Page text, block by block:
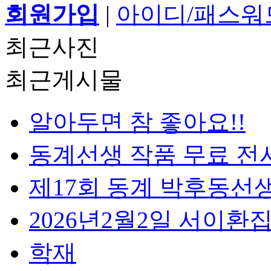
회원가입 | 아이디/패스
최근사진
최근게시물
알아두면 참 좋아요!!
동계선생 작품 무료 전
제17회 동계 박후동선
2026년2월2일 서이환
학재